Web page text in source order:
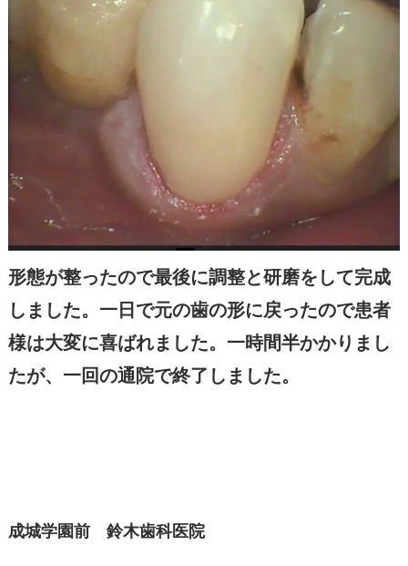
形態が整ったので最後に調整と研磨をして完成
しました。一日で元の歯の形に戻ったので患者
様は大変に喜ばれました。一時間半かかりまし
たが、一回の通院で終了しました。
成城学園前 鈴木歯科医院